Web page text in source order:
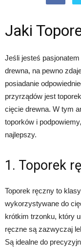
Jaki
Jeśli jesteś
drewna, na pewno
posiadanie
przyrządów jest
cięcie drewna. W tym
toporków i
najlepszy.
1. Toporek
Toporek ręczny to
wykorzystywane do
krótkim trzonku, który
ręczne są zazwyczaj
Są idealne do